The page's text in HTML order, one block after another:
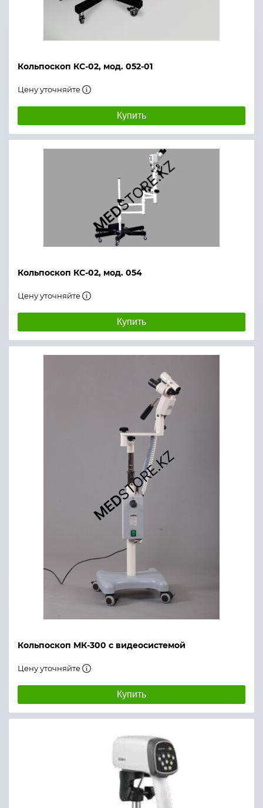
Кольпоскоп КС-02, мод. 052-01
Цену уточняйте
Купить
Кольпоскоп КС-02, мод. 054
Цену уточняйте
Купить
Кольпоскоп МК-300 с видеосистемой
Цену уточняйте
Купить